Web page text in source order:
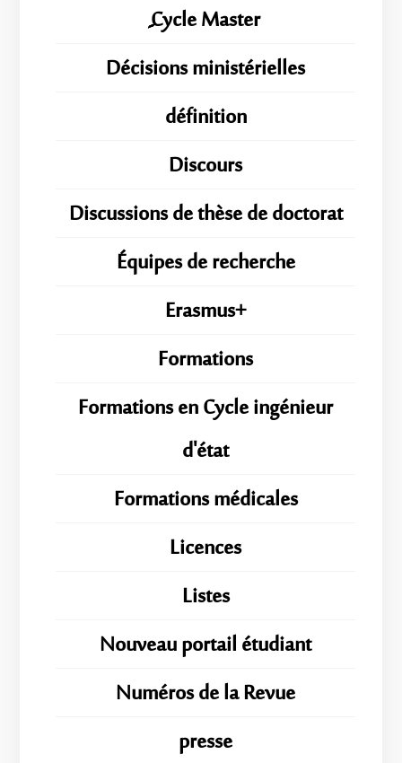
ِِِCycle Master
Décisions ministérielles
définition
Discours
Discussions de thèse de doctorat
Équipes de recherche
Erasmus+
Formations
Formations en Cycle ingénieur
d'état
Formations médicales
Licences
Listes
Nouveau portail étudiant
Numéros de la Revue
presse